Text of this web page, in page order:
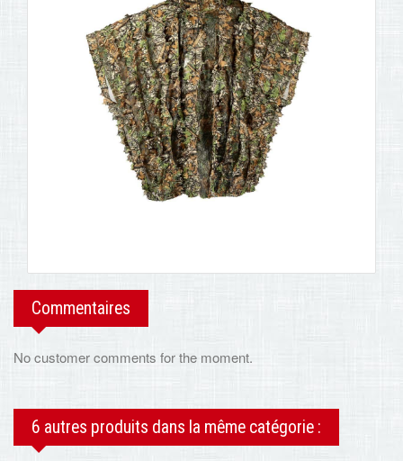
Commentaires
No customer comments for the moment.
6 autres produits dans la même catégorie :